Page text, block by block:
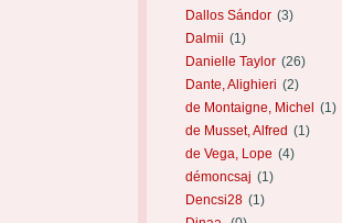
Dallos Sándor (3)
Dalmii (1)
Danielle Taylor (26)
Dante, Alighieri (2)
de Montaigne, Michel
(1)
de Musset, Alfred (1)
de Vega, Lope (4)
démoncsaj (1)
Dencsi28 (1)